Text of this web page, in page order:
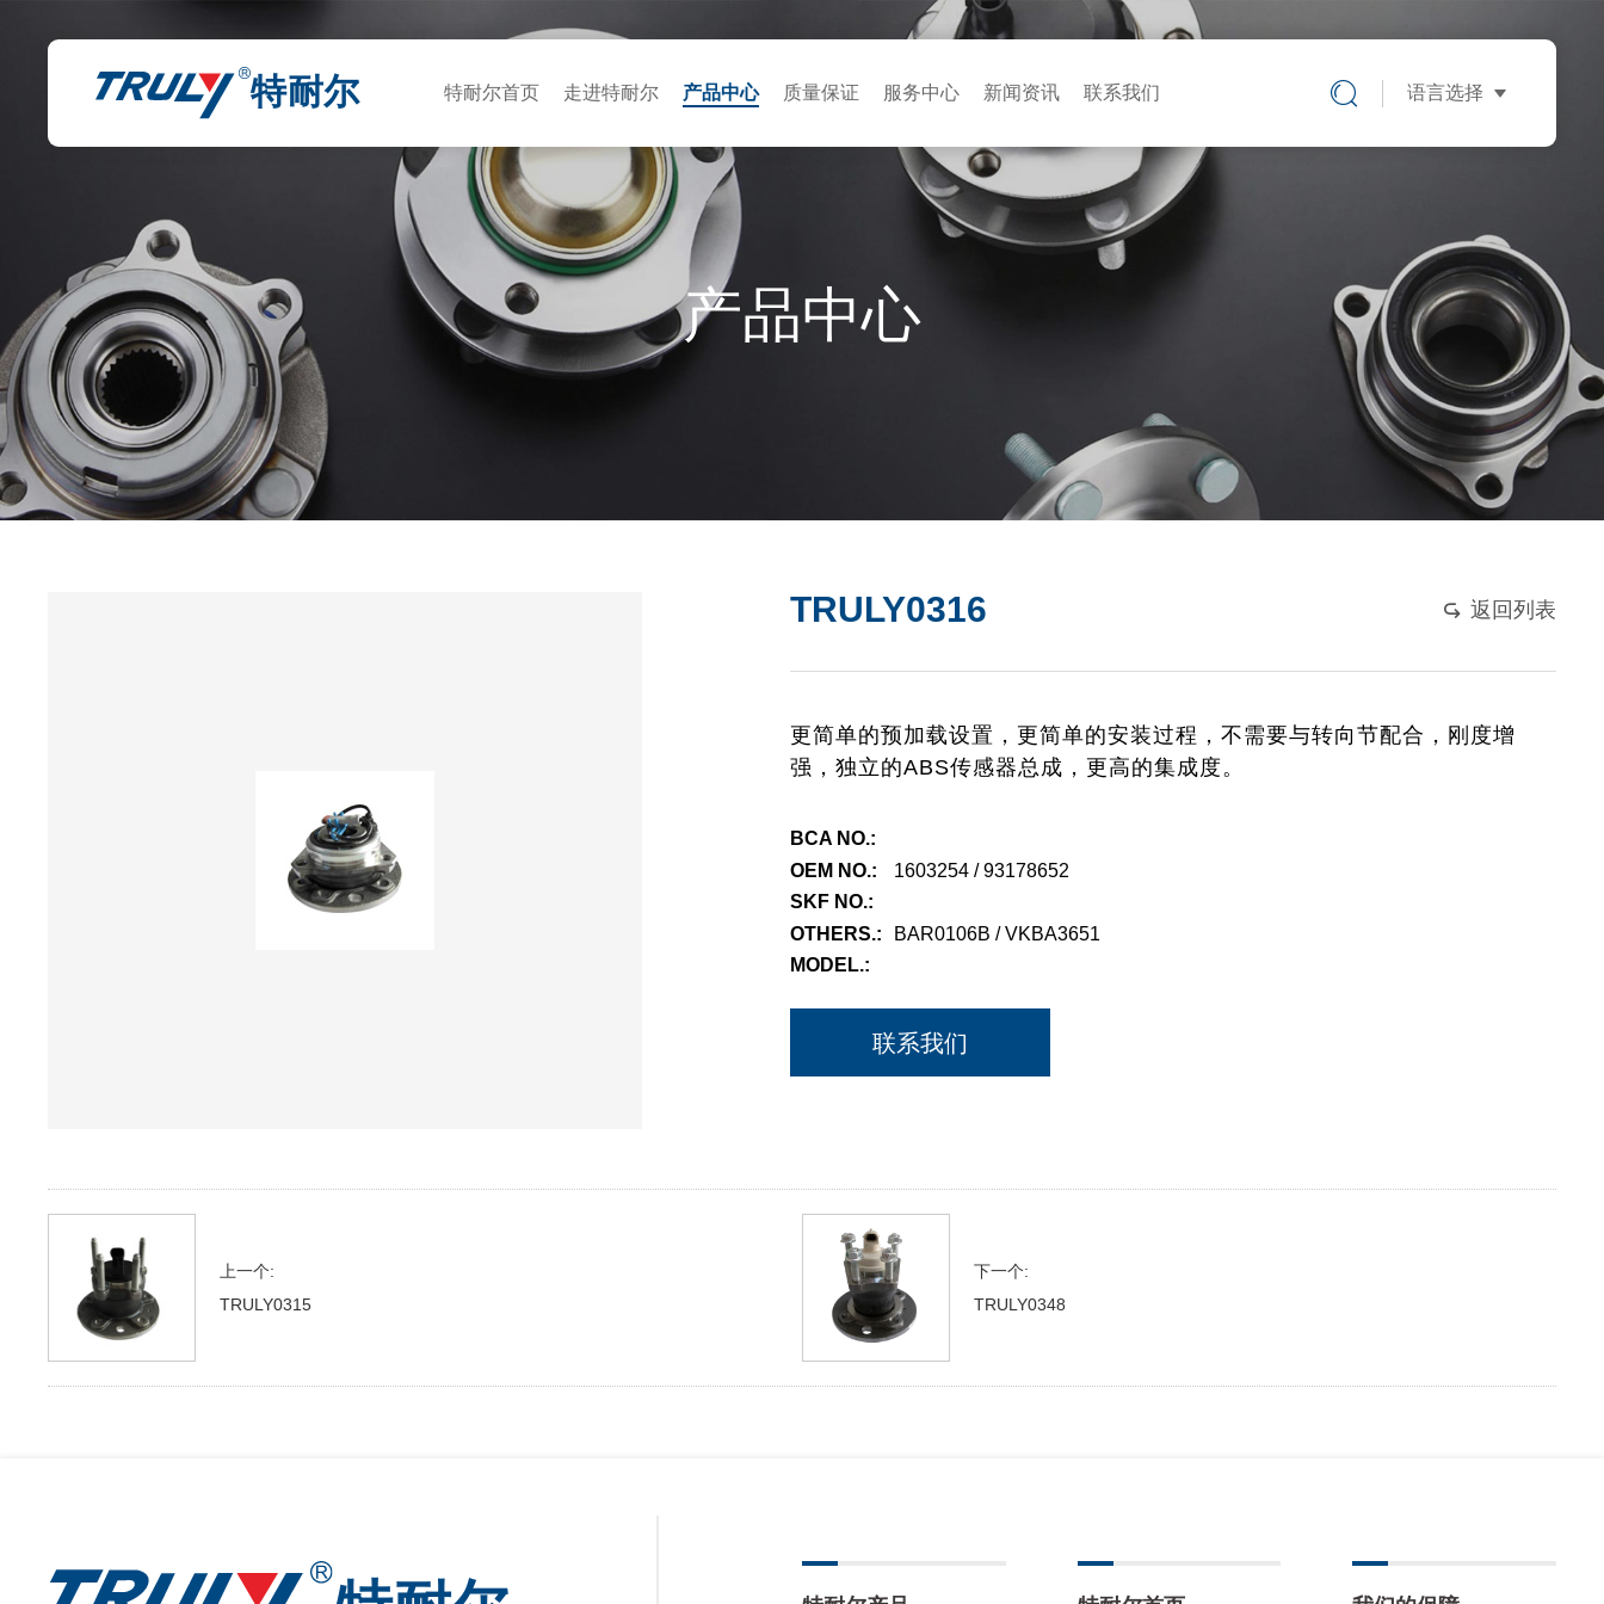
特耐尔 特耐尔首页 走进特耐尔 产品中心 质量保证 服务中心 新闻资讯 联系我们 语言选择
中文版
英文版
产品中心
TRULY0316  返回列表
更简单的预加载设置，更简单的安装过程，不需要与转向节配合，刚度增
强，独立的ABS传感器总成，更高的集成度。
BCA NO.:
OEM NO.:
1603254 / 93178652
SKF NO.:
OTHERS.:
BAR0106B / VKBA3651
MODEL.:
联系我们
上一个:
TRULY0315
下一个:
TRULY0348